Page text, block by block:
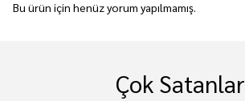
Bu ürün için henüz yorum yapılmamış.
Çok Satanlar